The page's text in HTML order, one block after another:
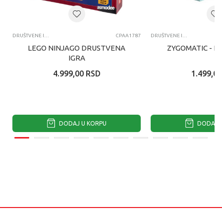
DRUŠTVENE IGRE CPAA1787
LEGO NINJAGO DRUSTVENA
IGRA
4.999,00 RSD
DODAJ U KORPU
DRUŠTVENE IGRE
ZYGOMATIC -
1.499,00
DODAJ